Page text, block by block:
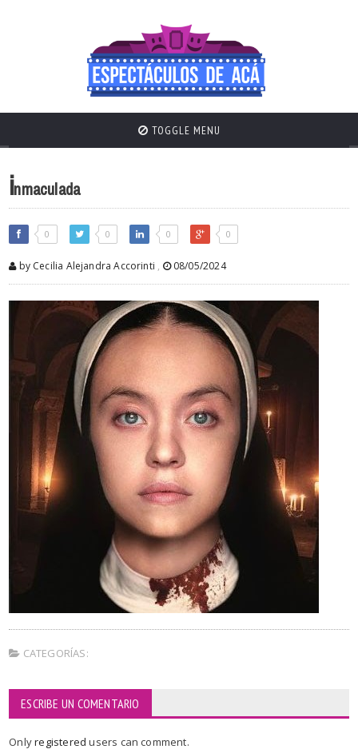
TOGGLE MENU
inmaculada
0 0 0 0
by Cecilia Alejandra Accorinti , 08/05/2024
CATEGORÍAS:
ESCRIBE UN COMENTARIO
Onlyregisteredusers can comment.